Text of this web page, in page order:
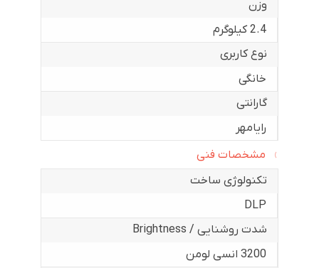
وزن
2.4 کیلوگرم
نوع کاربری
خانگی
گارانتی
رایامهر
مشخصات فنی
تکنولوژی ساخت
DLP
شدت روشنایی / Brightness
3200 انسی لومن